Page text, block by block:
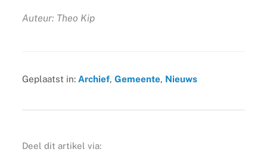
Auteur: Theo Kip
Geplaatst in: Archief, Gemeente, Nieuws
Deel dit artikel via: